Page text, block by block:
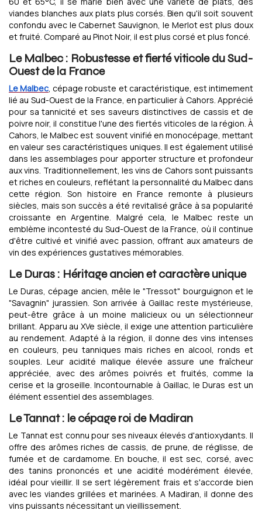
viandes blanches aux plats plus corsés. Bien qu'il soit souvent
confondu avec le Cabernet Sauvignon, le Merlot est plus doux
et fruité. Comparé au Pinot Noir, il est plus corsé et plus foncé.
Le Malbec : Robustesse et fierté viticole du Sud-
Ouest de la France
Le Malbec, cépage robuste et caractéristique, est intimement
lié au Sud-Ouest de la France, en particulier à Cahors. Apprécié
pour sa tannicité et ses saveurs distinctives de cassis et de
poivre noir, il constitue l'une des fiertés viticoles de la région. À
Cahors, le Malbec est souvent vinifié en monocépage, mettant
en valeur ses caractéristiques uniques. Il est également utilisé
dans les assemblages pour apporter structure et profondeur
aux vins. Traditionnellement, les vins de Cahors sont puissants
et riches en couleurs, reflétant la personnalité du Malbec dans
cette région. Son histoire en France remonte à plusieurs
siècles, mais son succès a été revitalisé grâce à sa popularité
croissante en Argentine. Malgré cela, le Malbec reste un
emblème incontesté du Sud-Ouest de la France, où il continue
d'être cultivé et vinifié avec passion, offrant aux amateurs de
vin des expériences gustatives mémorables.
Le Duras : Héritage ancien et caractère unique
Le Duras, cépage ancien, mêle le "Tressot" bourguignon et le
"Savagnin" jurassien. Son arrivée à Gaillac reste mystérieuse,
peut-être grâce à un moine malicieux ou un sélectionneur
brillant. Apparu au XVe siècle, il exige une attention particulière
au rendement. Adapté à la région, il donne des vins intenses
en couleurs, peu tanniques mais riches en alcool, ronds et
souples. Leur acidité malique élevée assure une fraîcheur
appréciée, avec des arômes poivrés et fruités, comme la
cerise et la groseille. Incontournable à Gaillac, le Duras est un
élément essentiel des assemblages.
Le Tannat : le cépage roi de Madiran
Le Tannat est connu pour ses niveaux élevés d'antioxydants. Il
offre des arômes riches de cassis, de prune, de réglisse, de
fumée et de cardamome. En bouche, il est sec, corsé, avec
des tanins prononcés et une acidité modérément élevée,
idéal pour vieillir. Il se sert légèrement frais et s'accorde bien
avec les viandes grillées et marinées. A Madiran, il donne des
vins puissants nécessitant un vieillissement.